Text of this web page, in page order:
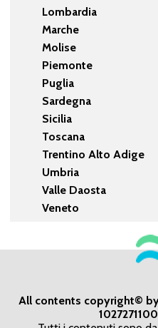
Lombardia
Marche
Molise
Piemonte
Puglia
Sardegna
Sicilia
Toscana
Trentino Alto Adige
Umbria
Valle Daosta
Veneto
All contents copyright© by